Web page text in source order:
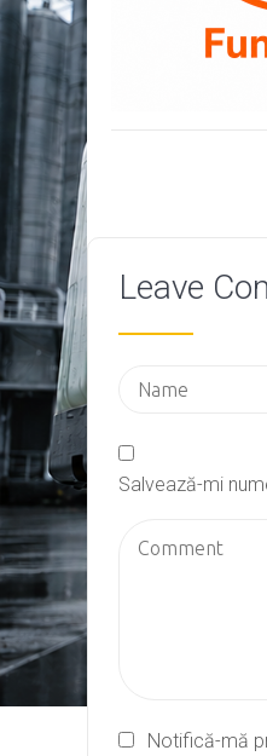
Leave
Salvează-mi
Notifică-mă